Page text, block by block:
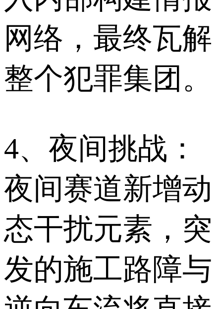
网络，最终瓦解
整个犯罪集团。
4、夜间挑战：
夜间赛道新增动
态干扰元素，突
发的施工路障与